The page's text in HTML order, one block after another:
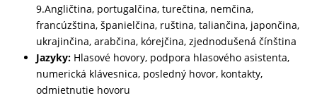
9.Angličtina, portugalčina, turečtina, nemčina,
francúzština, španielčina, ruština, taliančina, japončina,
ukrajinčina, arabčina, kórejčina, zjednodušená čínština
Jazyky: Hlasové hovory, podpora hlasového asistenta,
numerická klávesnica, posledný hovor, kontakty,
odmietnutie hovoru